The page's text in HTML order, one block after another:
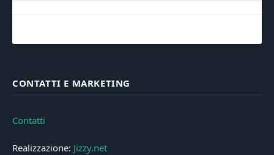
CONTATTI E MARKETING
Contatti
Realizzazione: Jizzy.net